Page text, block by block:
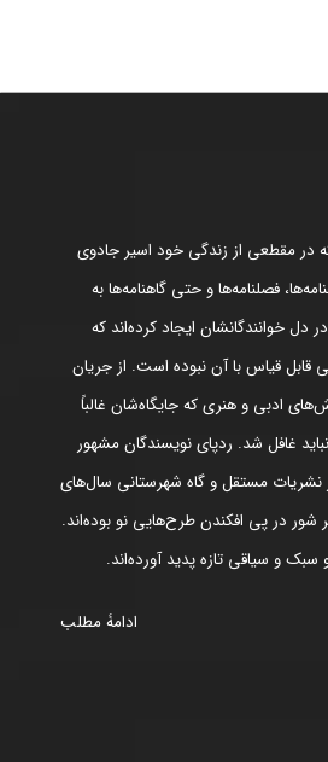
در مقطعی از زندگی خود اسیر جادوی
فصلنامه‌ها و حتی گاهنامه‌ها به
خوانندگانشان ایجاد کرده‌اند که
قابل قیاس با آن نبوده است. از جریان
ادبی و هنری که جایگاه‌شان غالباً
غافل شد. ردپای نویسندگان مشهور
نشریات مستقل و گاه شهرستانی سال‌های
شور در پی افکندن طرح‌هایی نو بوده‌اند.
و سیاقی تازه پدید آورده‌اند.
ادامۀ مطلب